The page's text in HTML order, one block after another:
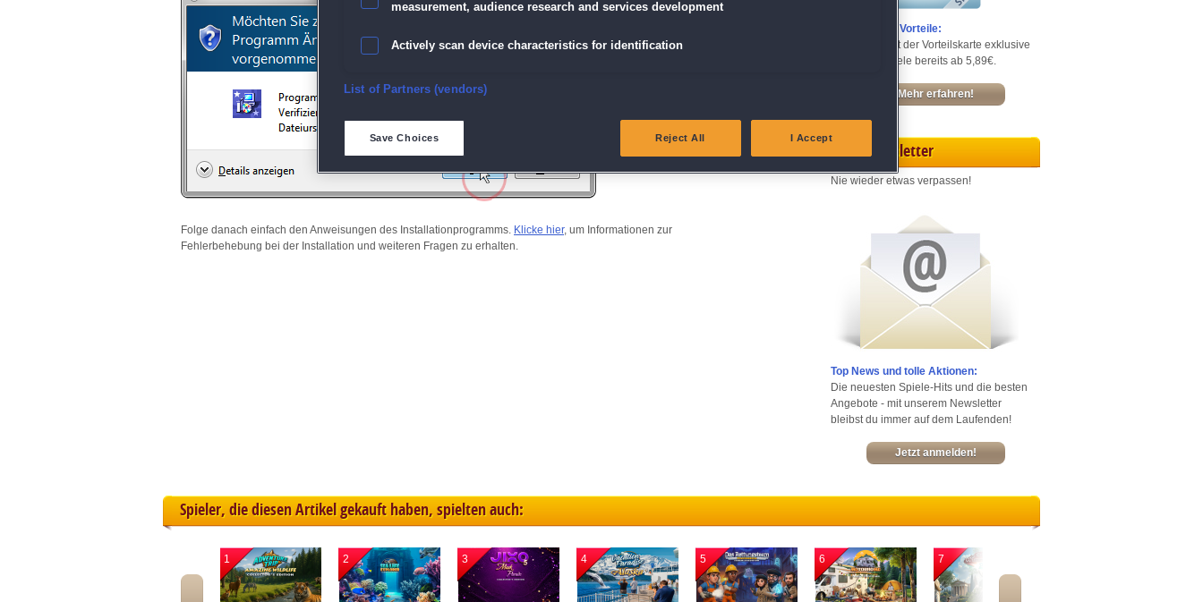
Folge danach einfach den Anweisungen des Installationprogramms. Klicke hier, um Informationen zur
Fehlerbehebung bei der Installation und weiteren Fragen zu erhalten.
Entdecke die Vorteile:
Sichere dir mit der Vorteilskarte exklusive
Rabatte – Spiele bereits ab 5,89€.
Mehr erfahren!
Newsletter
Nie wieder etwas verpassen!
Top News und tolle Aktionen:
Die neuesten Spiele-Hits und die besten
Angebote - mit unserem Newsletter
bleibst du immer auf dem Laufenden!
Jetzt anmelden!
Spieler, die diesen Artikel gekauft haben, spielten auch:
1 2 3 4 5 6 7
measurement, audience research and services development
Actively scan device characteristics for identification
Ensure security, prevent and detect fraud, and fix errors
Match and combine data from other data sources
List of Partners (vendors)
Save Choices Reject All I Accept